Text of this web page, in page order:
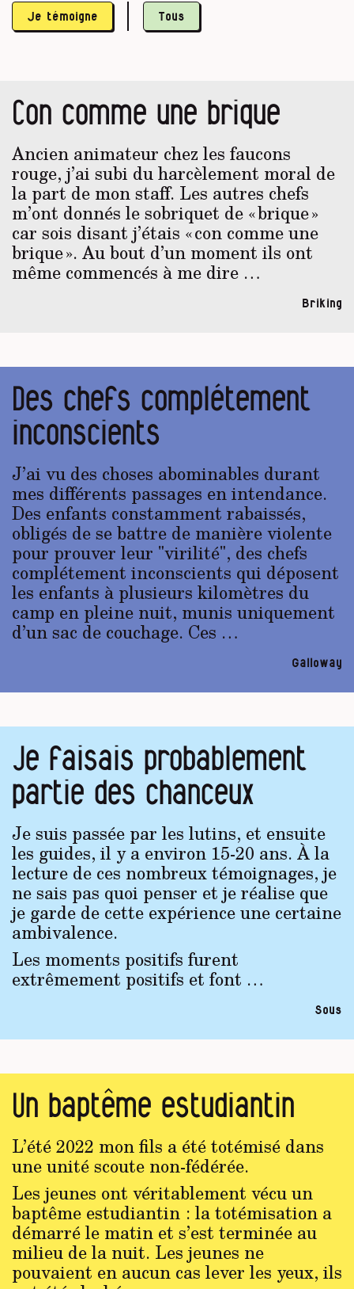
Je témoigne Tous
Con comme une brique
Ancien animateur chez les faucons
rouge, j’ai subi du harcèlement moral de
la part de mon staff. Les autres chefs
m’ont donnés le sobriquet de « brique »
car sois disant j’étais « con comme une
brique ». Au bout d’un moment ils ont
même commencés à me dire …
Briking
Des chefs complétement
inconscients
J’ai vu des choses abominables durant
mes différents passages en intendance.
Des enfants constamment rabaissés,
obligés de se battre de manière violente
pour prouver leur "virilité", des chefs
complétement inconscients qui déposent
les enfants à plusieurs kilomètres du
camp en pleine nuit, munis uniquement
d’un sac de couchage. Ces …
Galloway
Je faisais probablement
partie des chanceux
Je suis passée par les lutins, et ensuite
les guides, il y a environ 15-20 ans. À la
lecture de ces nombreux témoignages, je
ne sais pas quoi penser et je réalise que
je garde de cette expérience une certaine
ambivalence.
Les moments positifs furent
extrêmement positifs et font …
Sous
Un baptême estudiantin
L’été 2022 mon fils a été totémisé dans
une unité scoute non-fédérée.
Les jeunes ont véritablement vécu un
baptême estudiantin : la totémisation a
démarré le matin et s’est terminée au
milieu de la nuit. Les jeunes ne
pouvaient en aucun cas lever les yeux, ils